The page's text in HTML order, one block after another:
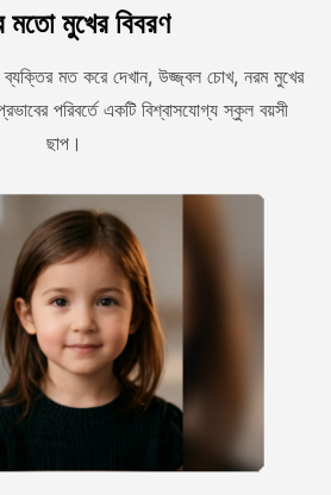
মতো মুখের বিবরণ
মত করে দেখান, উজ্জ্বল চোখ, নরম মুখের
পরিবর্তে একটি বিশ্বাসযোগ্য স্কুল বয়সী
ছাপ।